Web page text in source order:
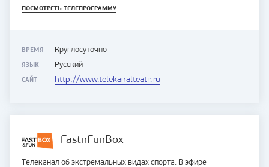
ПОСМОТРЕТЬ ТЕЛЕПРОГРАММУ
ВРЕМЯ Круглосуточно
ЯЗЫК Русский
САЙТ http://www.telekanalteatr.ru
FastnFunBox
Телеканал об экстремальных видах спорта. В эфире